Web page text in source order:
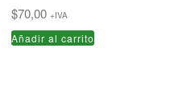
$70,00 +IVA
Añadir al carrito